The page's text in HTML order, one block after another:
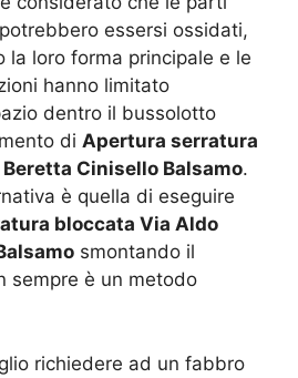
essersi ossidati,
la loro forma principale e le
hanno limitato
dentro il bussolotto
di Apertura serratura
Cinisello Balsamo.
è quella di eseguire
bloccata Via Aldo
smontando il
sempre è un metodo
richiedere ad un fabbro